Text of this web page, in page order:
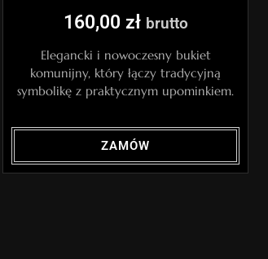
160,00 zł brutto
Elegancki i nowoczesny bukiet
komunijny, który łączy tradycyjną
symbolikę z praktycznym upominkiem.
ZAMÓW